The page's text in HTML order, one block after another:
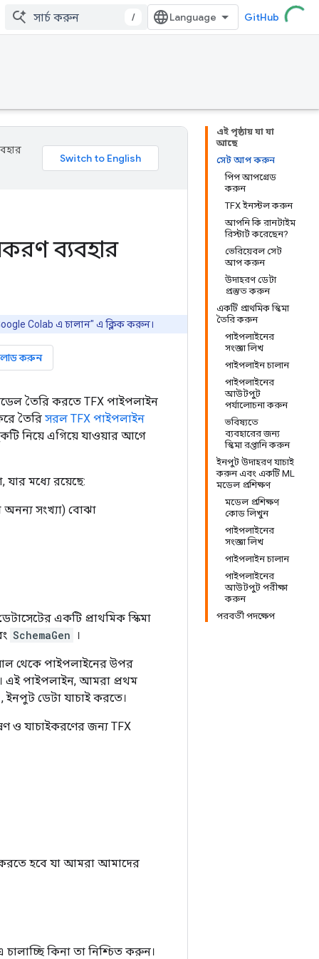
/ GitHub
এই পৃষ্ঠায় যা যা
আছে
সেট আপ করুন
পিপ আপগ্রেড
করুন
TFX ইনস্টল করুন
আপনি কি রানটাইম
রিস্টার্ট করেছেন?
ভেরিয়েবল সেট
আপ করুন
উদাহরণ ডেটা
প্রস্তুত করুন
একটি প্রাথমিক স্কিমা
তৈরি করুন
পাইপলাইনের
সংজ্ঞা লিখ
পাইপলাইন চালান
পাইপলাইনের
আউটপুট
পর্যালোচনা করুন
ভবিষ্যতে
ব্যবহারের জন্য
স্কিমা রপ্তানি করুন
ইনপুট উদাহরণ যাচাই
করুন এবং একটি ML
মডেল প্রশিক্ষণ
মডেল প্রশিক্ষণ
কোড লিখুন
পাইপলাইনের
সংজ্ঞা লিখ
পাইপলাইন চালান
পাইপলাইনের
আউটপুট পরীক্ষা
করুন
পরবর্তী পদক্ষেপ
ব্যবহার
Colab এ চালান" এ ক্লিক করুন।
করুন
তৈরি করতে TFX পাইপলাইন
তৈরি সরল TFX পাইপলাইন
নিয়ে এগিয়ে যাওয়ার আগে
মধ্যে রয়েছে:
অনন্য সংখ্যা) বোঝা
একটি প্রাথমিক স্কিমা
SchemaGen ।
থেকে পাইপলাইনের উপর
এই পাইপলাইন, আমরা প্রথম
, ইনপুট ডেটা যাচাই করতে।
ও যাচাইকরণের জন্য TFX
হবে যা আমরা আমাদের
কিনা তা নিশ্চিত করুন।